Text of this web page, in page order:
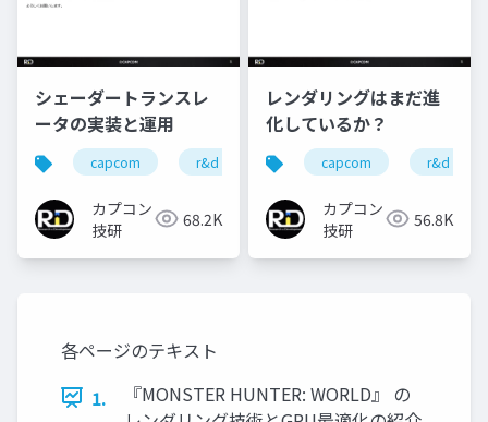
シェーダートランスレ
ータの実装と運用
capcom r&d カプコン カプコン技研
カプコン
技研
68.2K
レンダリングはまだ進
化しているか？
capcom r&d
カプコン
技研
56.8K
各ページのテキスト
1.
『MONSTER HUNTER: WORLD』 の